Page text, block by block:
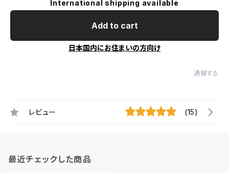
International shipping available
Add to cart
日本国内にお住まいの方向け
通報する
レビュー (15)
最近チェックした商品